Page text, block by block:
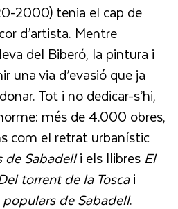
2000) tenia el cap de
d’artista. Mentre
del Biberó, la pintura i
una via d’evasió que ja
Tot i no dedicar-s’hi,
més de 4.000 obres,
com el retrat urbanístic
de Sabadelli els llibres El
torrent de la Toscai
de Sabadell.